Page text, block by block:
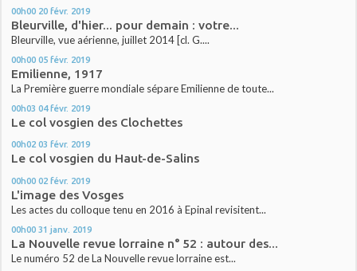
00h00 20 févr. 2019
Bleurville, d'hier... pour demain : votre...
Bleurville, vue aérienne, juillet 2014 [cl. G....
00h00 05 févr. 2019
Emilienne, 1917
La Première guerre mondiale sépare Emilienne de toute...
00h03 04 févr. 2019
Le col vosgien des Clochettes
00h02 03 févr. 2019
Le col vosgien du Haut-de-Salins
00h00 02 févr. 2019
L'image des Vosges
Les actes du colloque tenu en 2016 à Epinal revisitent...
00h00 31 janv. 2019
La Nouvelle revue lorraine n° 52 : autour des...
Le numéro 52 de La Nouvelle revue lorraine est...